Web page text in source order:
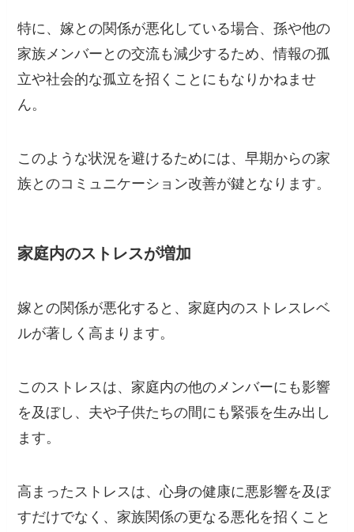
特に、嫁との関係が悪化している場合、孫や他の
家族メンバーとの交流も減少するため、情報の孤
立や社会的な孤立を招くことにもなりかねませ
ん。
このような状況を避けるためには、早期からの家
族とのコミュニケーション改善が鍵となります。
家庭内のストレスが増加
嫁との関係が悪化すると、家庭内のストレスレベ
ルが著しく高まります。
このストレスは、家庭内の他のメンバーにも影響
を及ぼし、夫や子供たちの間にも緊張を生み出し
ます。
高まったストレスは、心身の健康に悪影響を及ぼ
すだけでなく、家族関係の更なる悪化を招くこと